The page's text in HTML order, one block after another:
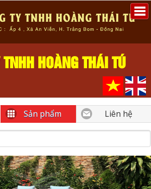
TNHH HOÀNG THÁI TÚ
Sản phẩm Liên hệ